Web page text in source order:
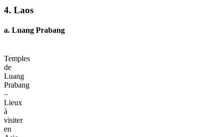
Asie
Sud-
janvier
Sihanoukville et
chaud en janvier, idéal pour les amateurs de plage. Koh Rong séduit
par ses plages tranquilles et peu développées, parfaites pour la
détente, tandis que Sihanoukville offre une ambiance plus animée
avec un accès facile aux activités de plongée et de snorkeling. Les
voyageurs en quête de calme et de tranquillité apprécieront
particulièrement Koh Rong.